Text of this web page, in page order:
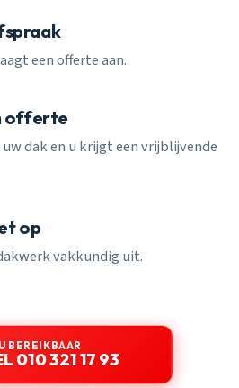
een offerte aan.
offerte
dak en u krijgt een vrijblijvende
op
vakkundig uit.
BEREIKBAAR
010 321 17 93